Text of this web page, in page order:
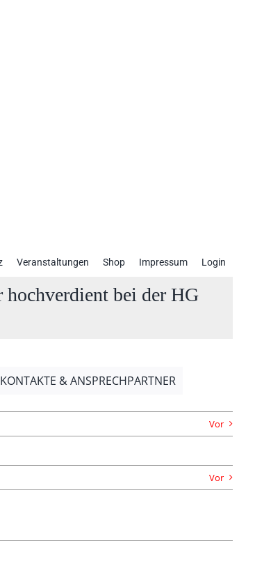
Veranstaltungen Shop Impressum Login
hochverdient bei der HG
KONTAKTE & ANSPRECHPARTNER
Vor
Vor